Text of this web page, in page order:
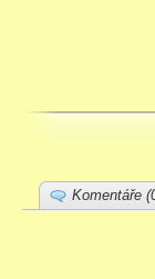
Komentáře